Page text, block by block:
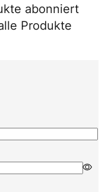
abonniert
Produkte